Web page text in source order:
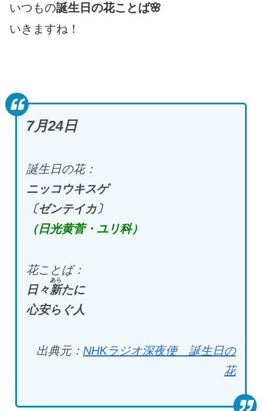
いつもの誕生日の花ことば🌸
いきますね！
7月24日
誕生日の花：
ニッコウキスゲ
〔ゼンテイカ〕
（日光黄菅・ユリ科）
花ことば：
日々新
あら
たに
心安らぐ人
出典元： NHKラジオ深夜便 誕生日の
花